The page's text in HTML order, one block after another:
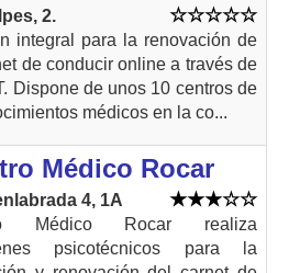
2.
integral para la renovación de
de conducir online a través de
Dispone de unos 10 centros de
médicos en la co...
Médico Rocar
4, 1A
Médico Rocar realiza
psicotécnicos para la